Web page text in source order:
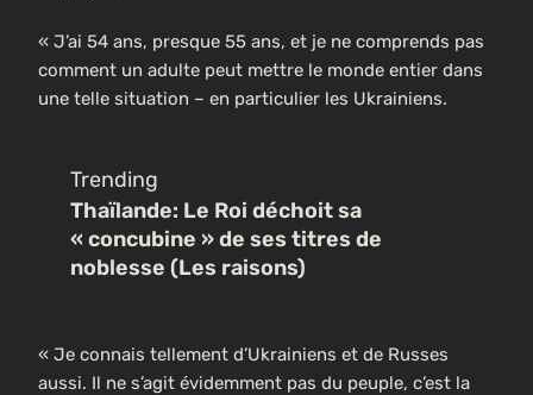
« J’ai 54 ans, presque 55 ans, et je ne comprends pas
comment un adulte peut mettre le monde entier dans
une telle situation – en particulier les Ukrainiens.
Trending
Thaïlande: Le Roi déchoit sa
« concubine » de ses titres de
noblesse (Les raisons)
« Je connais tellement d’Ukrainiens et de Russes
aussi. Il ne s’agit évidemment pas du peuple, c’est la